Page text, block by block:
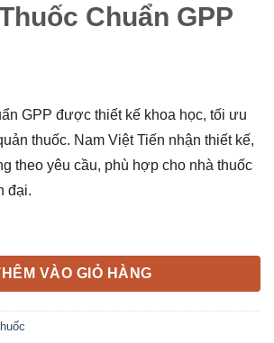
Chuẩn GPP
GPP được thiết kế khoa học, tối ưu
thuốc. Nam Việt Tiến nhận thiết kế,
theo yêu cầu, phù hợp cho nhà thuốc
đại.
GPP số lượng
VÀO GIỎ HÀNG